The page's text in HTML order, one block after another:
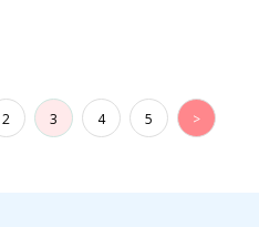
2 3 4 5 >